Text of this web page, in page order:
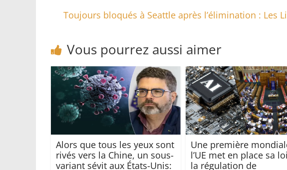
Toujours bloqués à Seattle après l’élimination : Les
Vous pourrez aussi aimer
Alors que tous les yeux sont
rivés vers la Chine, un sous-
variant sévit aux États-Unis:
Une première
l’UE met en place sa
la régulation de